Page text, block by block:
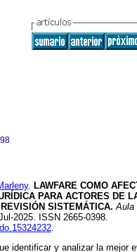
. LAWFARE COMO
PARA ACTORES DE
SISTEMÁTICA. Aula
2025. ISSN 2665-0398.
.
identificar y analizar la mejor